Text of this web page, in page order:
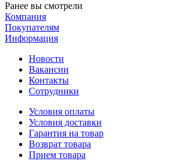
Ранее вы смотрели
Компания
Покупателям
Информация
Новости
Вакансии
Контакты
Сотрудники
Условия оплаты
Условия доставки
Гарантия на товар
Возврат товара
Прием товара